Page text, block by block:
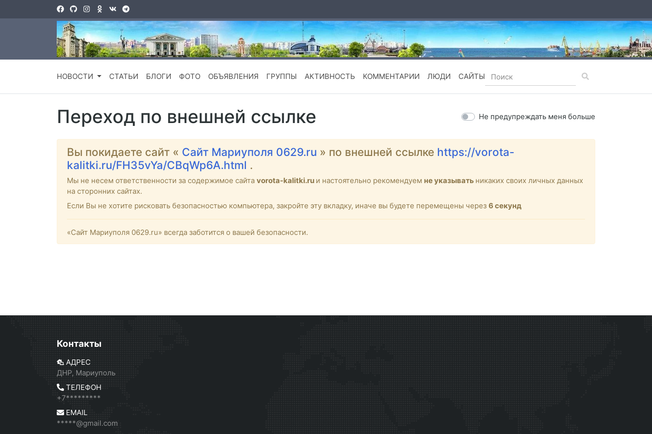
НОВОСТИ СТАТЬИ БЛОГИ ФОТО ОБЪЯВЛЕНИЯ ГРУППЫ АКТИВНОСТЬ КОММЕНТАРИИ ЛЮДИ САЙТЫ
Переход по внешней ссылке Не предупреждать меня больше
Вы покидаете сайт « Сайт Мариуполя 0629.ru » по внешней ссылке https://vorota-
kalitki.ru/FH35vYa/CBqWp6A.html .
Мы не несем ответственности за содержимое сайта vorota-kalitki.ru и настоятельно рекомендуем не указывать никаких своих личных данных
на сторонних сайтах.
Если Вы не хотите рисковать безопасностью компьютера, закройте эту вкладку, иначе вы будете перемещены через 6 секунд
«Сайт Мариуполя 0629.ru» всегда заботится о вашей безопасности.
Контакты
АДРЕС
ДНР, Мариуполь
ТЕЛЕФОН
+7*********
EMAIL
*****@gmail.com